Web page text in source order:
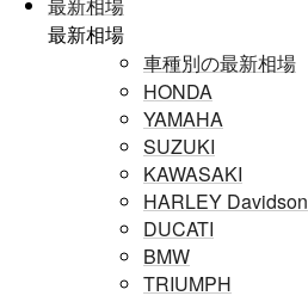
最新相場
車種別の最新相場
HONDA
YAMAHA
SUZUKI
KAWASAKI
HARLEY Davidson
DUCATI
BMW
TRIUMPH